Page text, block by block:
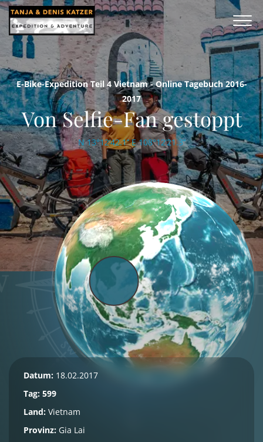
E-Bike-Expedition Teil 4 Vietnam - Online Tagebuch 2016-
2017
Von Selfie-Fan gestoppt
N 13°12’42.1’’ E 108°12’21.3’’
Datum: 18.02.2017
Tag: 599
Land: Vietnam
Provinz: Gia Lai